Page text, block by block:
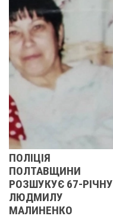
ПОЛІЦІЯ
ПОЛТАВЩИНИ
РОЗШУКУЄ 67-РІЧНУ
ЛЮДМИЛУ
МАЛИНЕНКО